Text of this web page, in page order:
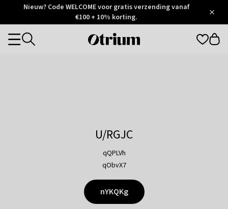
Otrium
Trustpilot
Nieuw? Code WELCOME voor gratis verzending vanaf
€100 + 10% korting.
Otrium
Categories
U/RGJC
qQPLVh
qObvX7
nYKQKg